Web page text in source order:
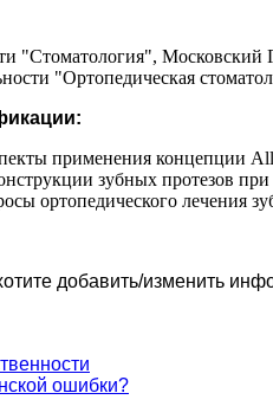
"Стоматология",
"Ортопедическая
применения концепции
зубных протезов
ортопедического лечения
добавить/изменить
ошибки?